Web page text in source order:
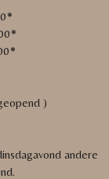
)
andere